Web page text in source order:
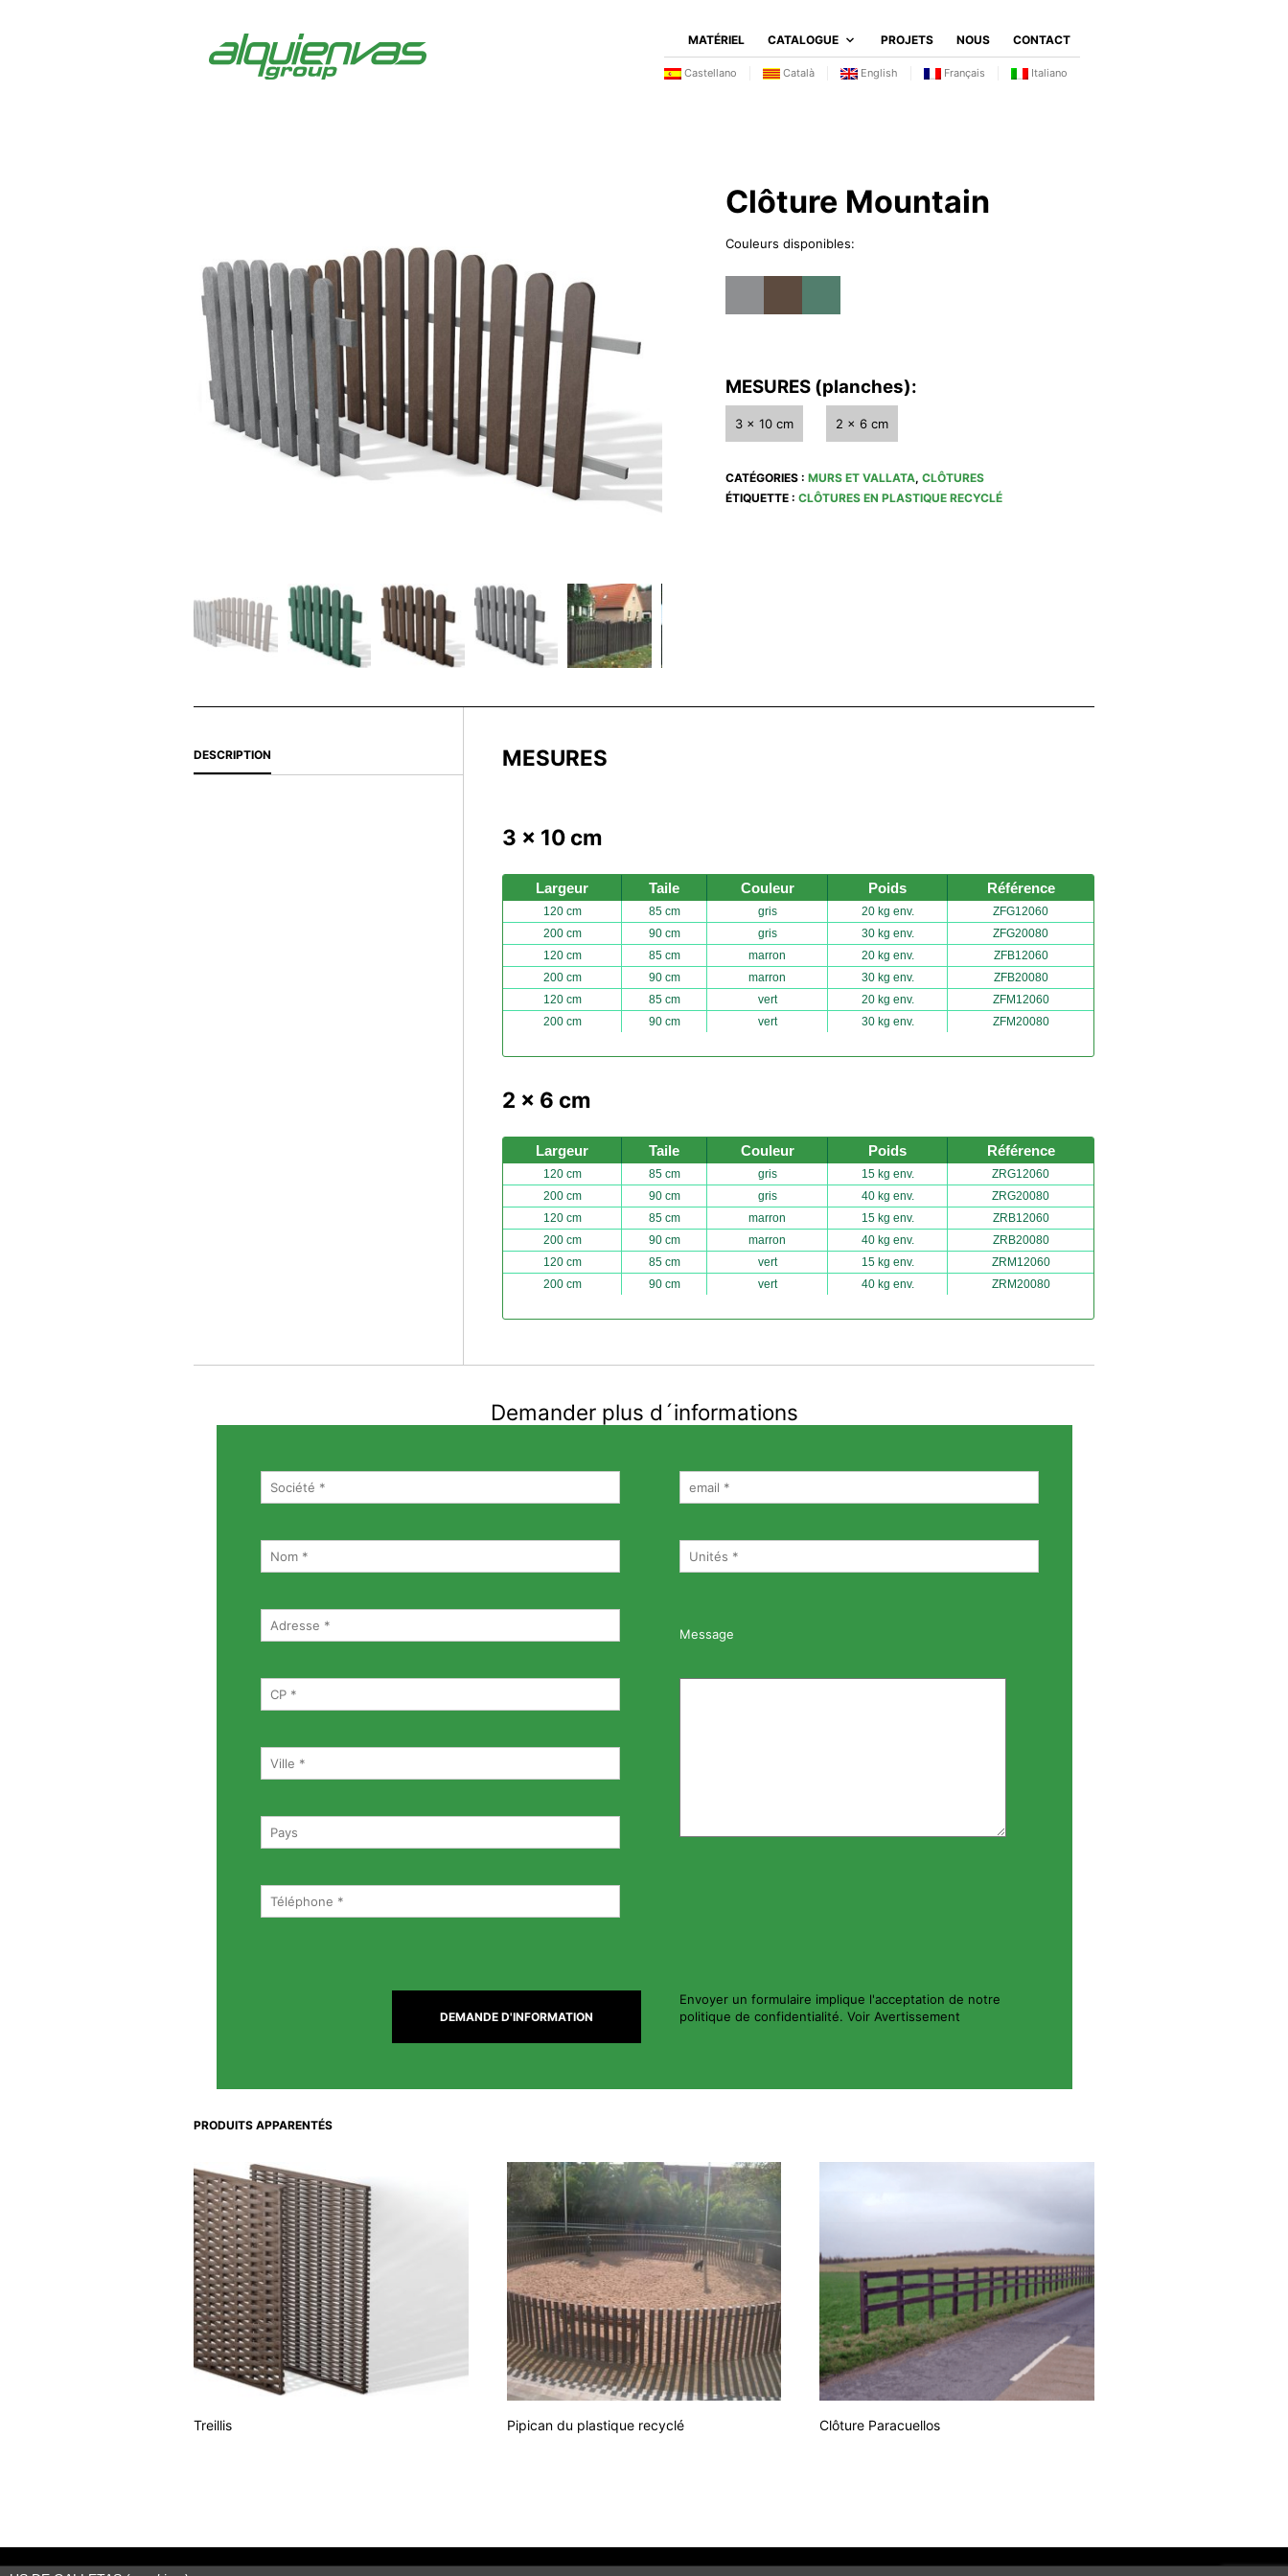
MATÉRIEL CATALOGUE PROJETS NOUS CONTACT
Castellano Català English Français Italiano
Clôture Mountain
Couleurs disponibles:
MESURES (planches):
3 x 10 cm 2 x 6 cm
CATÉGORIES : MURS ET VALLATA, CLÔTURES
ÉTIQUETTE : CLÔTURES EN PLASTIQUE RECYCLÉ
DESCRIPTION MESURES
3 x 10 cm
Largeur Taile Couleur Poids Référence
120 cm 85 cm gris 20 kg env.
ZFG12060
200 cm
90 cm gris 30 kg env.
ZFG20080
120 cm
85 cm marron 20 kg env.
ZFB12060
200 cm
90 cm marron 30 kg env.
ZFB20080
120 cm
85 cm vert 20 kg env.
ZFM12060
200 cm
90 cm vert 30 kg env. ZFM20080
2 x 6 cm
Largeur Taile Couleur Poids Référence
120 cm 85 cm gris 15 kg env.
ZRG12060
200 cm
90 cm gris 40 kg env.
ZRG20080
120 cm
85 cm marron 15 kg env.
ZRB12060
200 cm
90 cm marron 40 kg env.
ZRB20080
120 cm
85 cm vert 15 kg env.
ZRM12060
200 cm
90 cm vert 40 kg env. ZRM20080
Demander plus d´informations
Message
Envoyer un formulaire implique l'acceptation de notre
politique de confidentialité. Voir Avertissement
PRODUITS APPARENTÉS
Treillis Pipican du plastique recyclé Clôture Paracuellos